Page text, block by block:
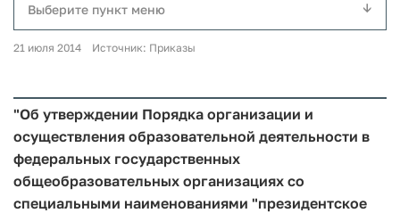
Выберите пункт меню
21 июля 2014 Источник: Приказы
"Об утверждении Порядка организации и
осуществления образовательной деятельности в
федеральных государственных
общеобразовательных организациях со
специальными наименованиями "президентское